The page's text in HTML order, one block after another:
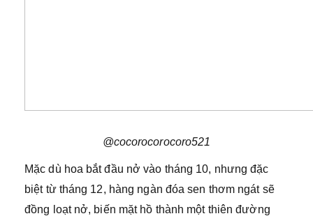
@cocorocorocoro521
Mặc dù hoa bắt đầu nở vào tháng 10, nhưng đặc
biệt từ tháng 12, hàng ngàn đóa sen thơm ngát sẽ
đồng loạt nở, biến mặt hồ thành một thiên đường